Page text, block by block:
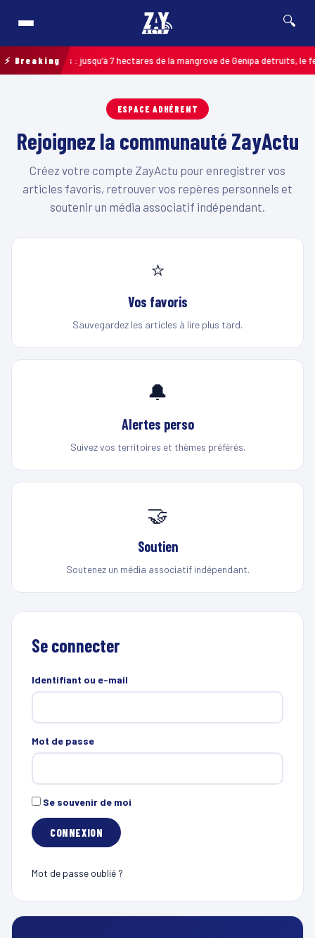
🔍
⚡ Breakingà Ducos : jusqu’à 7 hectares de la mangrove de Génipa détruits, le
ESPACE ADHÉRENT
Rejoignez la communauté ZayActu
Créez votre compte ZayActu pour enregistrer vos
articles favoris, retrouver vos repères personnels et
soutenir un média associatif indépendant.
⭐
Vos favoris
Sauvegardez les articles à lire plus tard.
🔔
Alertes perso
Suivez vos territoires et thèmes préférés.
🤝
Soutien
Soutenez un média associatif indépendant.
Se connecter
Identifiant ou e-mail
Mot de passe
Se souvenir de moi
Mot de passe oublié ?